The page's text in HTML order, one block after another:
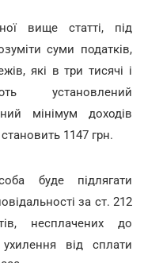
вище статті, під
суми податків,
які в три тисячі і
установлений
мінімум доходів
1147 грн.
буде підлягати
за ст. 212
несплачених до
від сплати